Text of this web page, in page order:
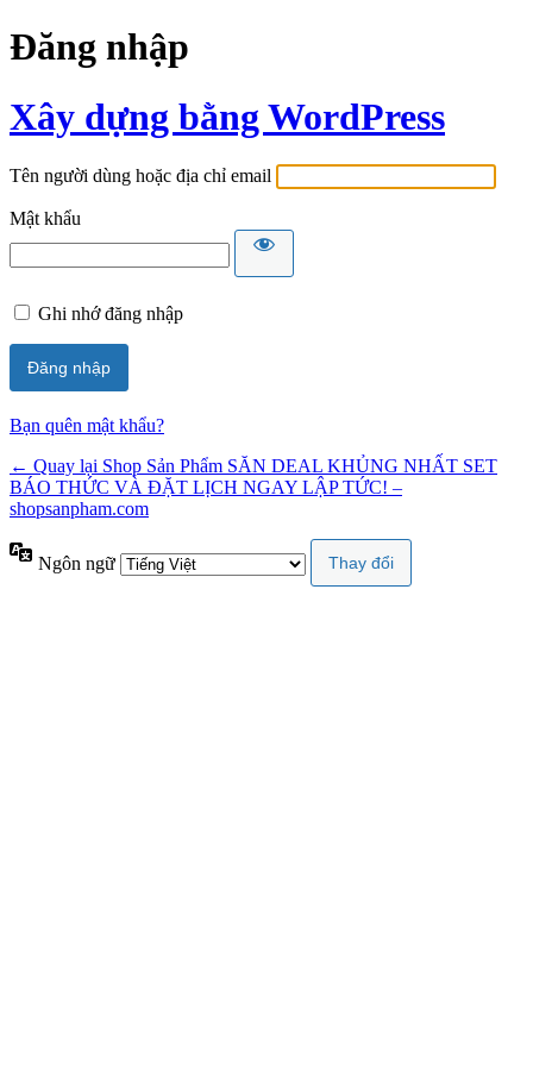
Đăng nhập
Xây dựng bằng WordPress
Tên người dùng hoặc địa chỉ email
Mật khẩu
Ghi nhớ đăng nhập
Bạn quên mật khẩu?
← Quay lại Shop Sản Phẩm SĂN DEAL KHỦNG NHẤT SET
BÁO THỨC VÀ ĐẶT LỊCH NGAY LẬP TỨC! –
shopsanpham.com
Ngôn ngữ